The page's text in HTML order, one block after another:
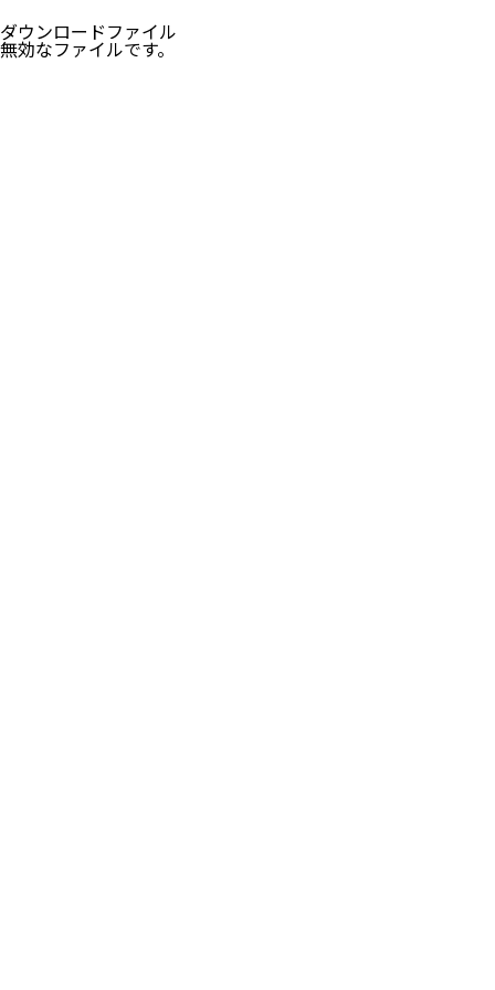
ダウンロードファイル
無効なファイルです。